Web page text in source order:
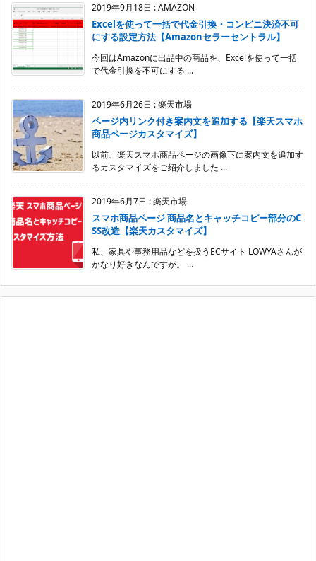
2019年9月18日 :AMAZON
Excelを使って一括で代金引換・コンビニ決済不可
にする設定方法【Amazonセラーセントラル】
今回はAmazonに出品中の商品を、Excelを使って一括
で代金引換を不可にする ...
2019年6月26日 :楽天市場
ページ内リンク付き案内文を追加する【楽天スマホ
商品ページカスタマイズ】
以前、楽天スマホ商品ページの画像下に案内文を追加す
るカスタマイズをご紹介しました ...
2019年6月7日 :楽天市場
スマホ商品ページ 商品名とキャッチコピー部分のC
SS改造【楽天カスタマイズ】
私、家具や事務用品などを扱うECサイト LOWYAさんが
かなり好きなんですが。 ...